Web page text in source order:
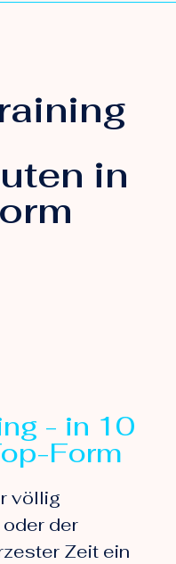
in
- in 10
Form
völlig
der
Zeit ein